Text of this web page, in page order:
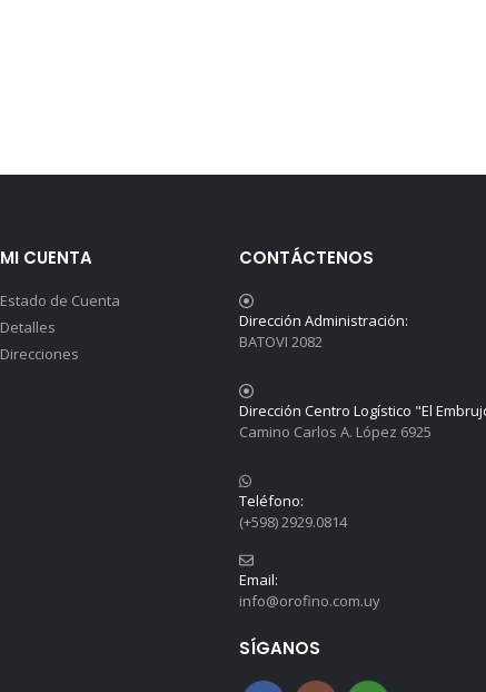
MI CUENTA
Estado de Cuenta
Detalles
Direcciones
CONTÁCTENOS
Dirección Administración:
BATOVI 2082
Dirección Centro Logístico "El
Camino Carlos A. López 6925
Teléfono:
(+598) 2929.0814
Email:
info@orofino.com.uy
SÍGANOS